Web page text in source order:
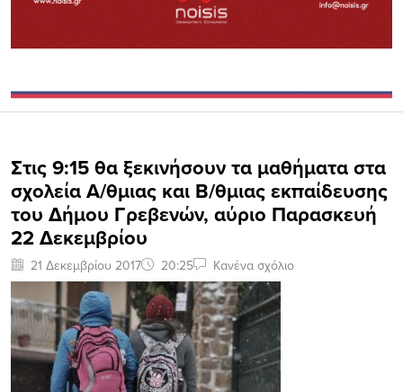
Στις 9:15 θα ξεκινήσουν τα μαθήματα στα
σχολεία Α/θμιας και Β/θμιας εκπαίδευσης
του Δήμου Γρεβενών, αύριο Παρασκευή
22 Δεκεμβρίου
21 Δεκεμβρίου 2017 20:25 Κανένα σχόλιο